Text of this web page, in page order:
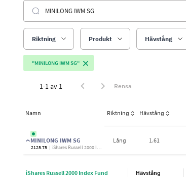
Riktning Produkt Hävstång
"MINILONG IWM SG"
1-1 av 1 Rensa
Namn Riktning Hävstång
MINILONG IWM SG
2125.75 | iShares Russell 2000 Index Fund
Lång 1.61
iShares Russell 2000 Index Fund
Hävstång